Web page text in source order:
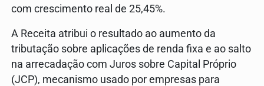
com crescimento real de 25,45%.
A Receita atribui o resultado ao aumento da
tributação sobre aplicações de renda fixa e ao salto
na arrecadação com Juros sobre Capital Próprio
(JCP), mecanismo usado por empresas para